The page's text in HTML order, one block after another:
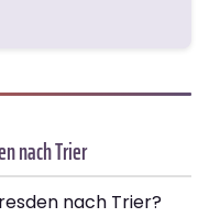
nach Trier
nach Trier?